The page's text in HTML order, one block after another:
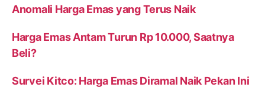
Anomali Harga Emas yang Terus Naik
Harga Emas Antam Turun Rp 10.000, Saatnya
Beli?
Survei Kitco: Harga Emas Diramal Naik Pekan Ini